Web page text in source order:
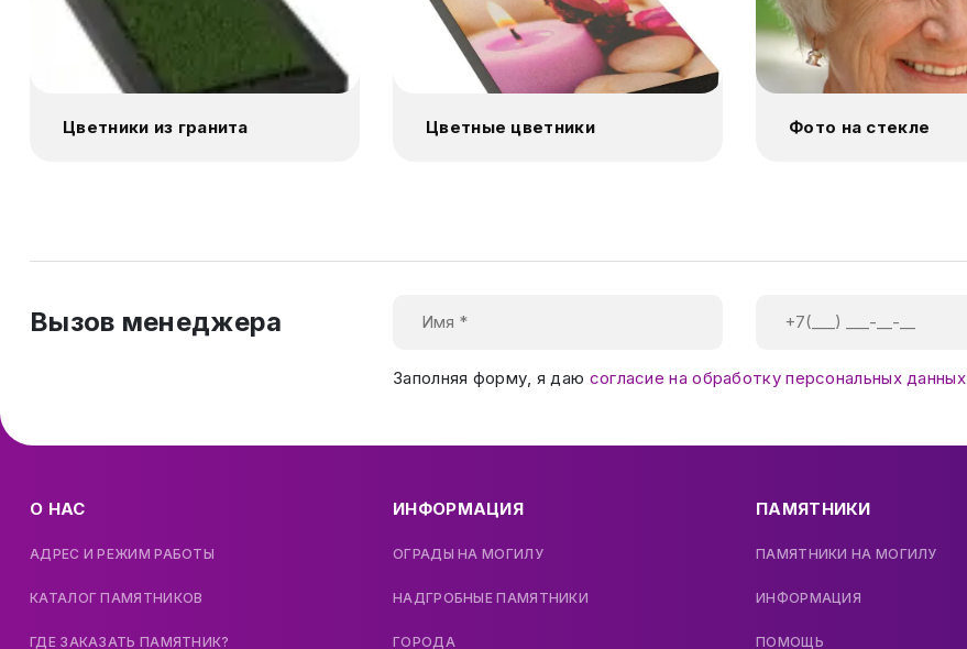
Цветники из гранита Цветные цветники Фото на стекле
Вызов менеджера
Заполняя форму, я даю согласие на обработку персональных данных
О НАС
АДРЕС И РЕЖИМ РАБОТЫ
КАТАЛОГ ПАМЯТНИКОВ
ГДЕ ЗАКАЗАТЬ ПАМЯТНИК?
ИНФОРМАЦИЯ
ОГРАДЫ НА МОГИЛУ
НАДГРОБНЫЕ ПАМЯТНИКИ
ГОРОДА
ПАМЯТНИКИ
ПАМЯТНИКИ НА МОГИЛУ
ИНФОРМАЦИЯ
ПОМОЩЬ